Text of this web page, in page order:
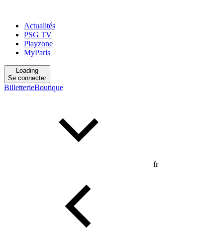
Actualités
PSG TV
Playzone
MyParis
Loading
Se connecter
BilletterieBoutique
fr